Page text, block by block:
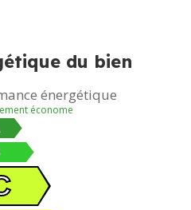
du bien
énergétique
économe